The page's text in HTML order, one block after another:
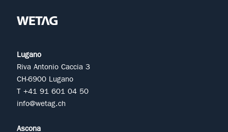
Lugano
Riva Antonio Caccia 3
CH-6900 Lugano
T +41 91 601 04 50
info@wetag.ch
Ascona